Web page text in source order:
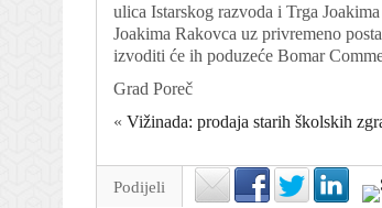
ulica Istarskog razvoda i Trga
Joakima Rakovca uz privremeno
izvoditi će ih poduzeće Bomar
Grad Poreč
« Vižinada: prodaja starih školskih
Podijeli